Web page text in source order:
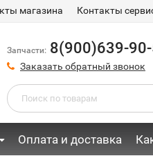
магазина Контакты
Запчасти: 8(900)639-
Заказать обратный звонок
Оплата и доставка